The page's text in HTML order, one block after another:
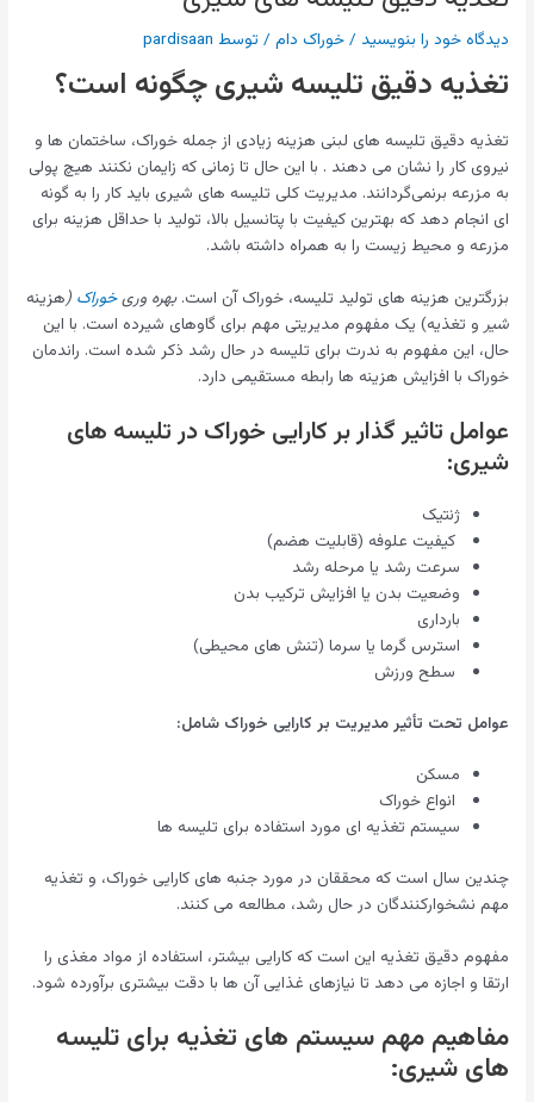
دیدگاه‌ خود را بنویسید /خوراک دام / توسط pardisaan
تغذیه دقیق تلیسه شیری چگونه است؟
تغذیه دقیق تلیسه های لبنی هزینه زیادی از جمله خوراک، ساختمان ها و
نیروی کار را نشان می دهند . با این حال تا زمانی که زایمان نکنند هیچ پولی
به مزرعه برنمی‌گردانند. مدیریت کلی تلیسه های شیری باید کار را به گونه
ای انجام دهد که بهترین کیفیت با پتانسیل بالا، تولید با حداقل هزینه برای
مزرعه و محیط زیست را به همراه داشته باشد.
بزرگترین هزینه های تولید تلیسه، خوراک آن است.بهرهوریخوراک (هزینه
شیرو تغذیه) یک مفهوم مدیریتی مهم برای گاوهای شیرده است. با این
حال، این مفهوم به ندرت برای تلیسه در حال رشد ذکر شده است. راندمان
خوراک با افزایش هزینه ها رابطه مستقیمی دارد.
عوامل تاثیر گذار بر کارایی خوراک در تلیسه های
شیری:
ژنتیک
کیفیت علوفه (قابلیت هضم)
سرعت رشد یا مرحله رشد
وضعیت بدن یا افزایش ترکیب بدن
بارداری
استرس گرما یا سرما (تنش های محیطی)
سطح ورزش
عوامل تحت تأثیر مدیریت بر کارایی خوراک شامل:
مسکن
انواع خوراک
سیستم تغذیه ای مورد استفاده برای تلیسه ها
چندین سال است که محققان در مورد جنبه های کارایی خوراک، و تغذیه
مهم نشخوارکنندگان در حال رشد، مطالعه می کنند.
مفهوم دقیق تغذیه این است که کارایی بیشتر، استفاده از مواد مغذی را
ارتقا و اجازه می دهد تا نیازهای غذایی آن ها با دقت بیشتری برآورده شود.
مفاهیم مهم سیستم های تغذیه برای تلیسه
های شیری: